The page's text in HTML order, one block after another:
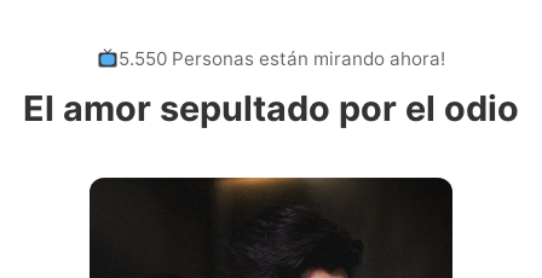
5.550 Personas están mirando ahora!
El amor sepultado por el odio